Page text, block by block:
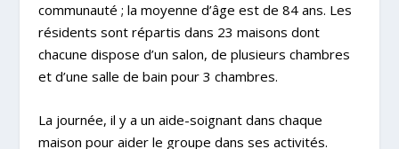
communauté ; la moyenne d’âge est de 84 ans. Les
résidents sont répartis dans 23 maisons dont
chacune dispose d’un salon, de plusieurs chambres
et d’une salle de bain pour 3 chambres.
La journée, il y a un aide-soignant dans chaque
maison pour aider le groupe dans ses activités.